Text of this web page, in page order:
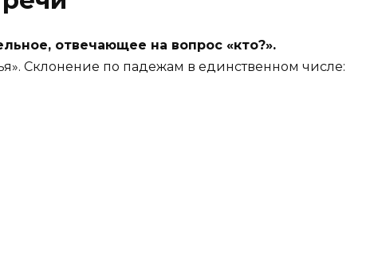
отвечающее на вопрос «кто?».
Склонение по падежам в единственном числе: